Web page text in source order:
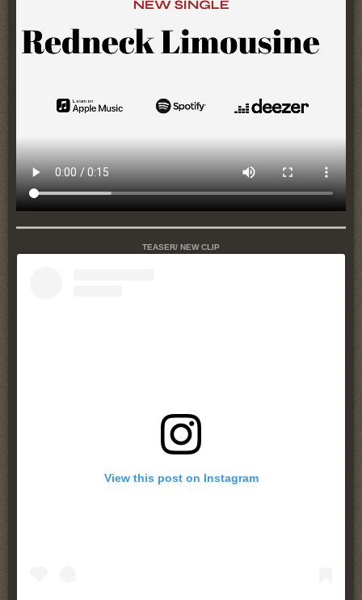
TEASER/ NEW CLIP
View this post on Instagram